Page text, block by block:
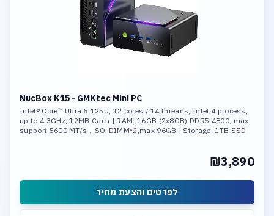
NucBox K15 - GMKtec Mini PC
Intel® Core™ Ultra 5 125U, 12 cores / 14 threads, Intel 4 process,
up to 4.3GHz, 12MB Cach | RAM: 16GB (2x8GB) DDR5 4800, max
support 5600 MT/s，SO-DIMM*2,max 96GB | Storage: 1TB SSD
₪3,890
לפרטים והצעת מחיר